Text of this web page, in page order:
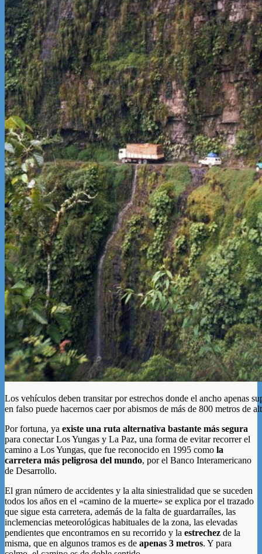
Los vehículos deben transitar por estrechos donde el ancho apenas
en falso puede hacernos caer por abismos de más de 800 metros de
Por fortuna, ya existe una ruta alternativa bastante más segura
para conectar Los Yungas y La Paz, una forma de evitar recorrer el
camino a Los Yungas, que fue reconocido en 1995 como la
carretera más peligrosa del mundo, por el Banco Interamericano
de Desarrollo.
El gran número de accidentes y la alta siniestralidad que se suceden
todos los años en el «camino de la muerte» se explica por el trazado
que sigue esta carretera, además de la falta de guardarraíles, las
inclemencias meteorológicas habituales de la zona, las elevadas
pendientes que encontramos en su recorrido y la estrechez de la
misma, que en algunos tramos es de apenas 3 metros. Y para